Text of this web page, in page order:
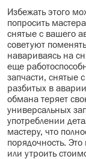
Избежать этого
попросить
снятые с вашего
советуют
навариваясь на
еще
запчасти, снятые
разбитых в
обмана теряет
универсальных
употреблении
мастеру, что
порядочность.
или утроить